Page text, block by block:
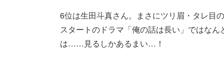
6位は生田斗真さん。まさにツリ眉・タレ目
スタートのドラマ「俺の話は長い」ではな
は……見るしかあるまい…！